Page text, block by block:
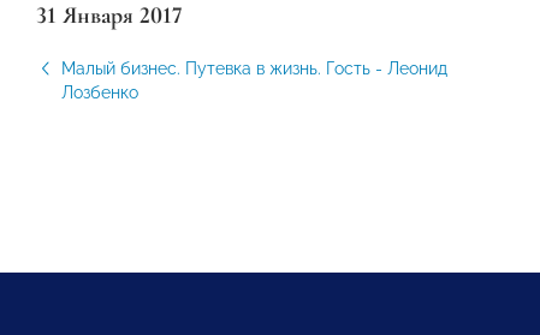
31 Января 2017
Малый бизнес. Путевка в жизнь. Гость - Леонид
Лозбенко